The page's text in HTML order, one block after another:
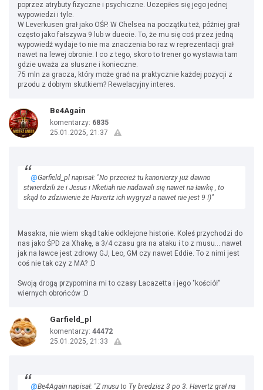
poprzez atrybuty fizyczne i psychiczne. Uczepiłes się jego jednej
wypowiedzi i tyle.
W Leverkusen grał jako OŚP. W Chelsea na początku też, później grał
często jako fałszywa 9 lub w duecie. To, że mu się coś przez jedną
wypowiedź wydaje to nie ma znaczenia bo raz w reprezentacji grał
nawet na lewej obronie. I co z tego, skoro to trener go wystawia tam
gdzie uważa za słuszne i konieczne.
75 mln za gracza, który może grać na praktycznie każdej pozycji z
przodu z dobrym skutkiem? Rewelacyjny interes.
Be4Again
komentarzy: 6835
25.01.2025, 21:37
@Garfield_pl napisał: "No przecież tu kanonierzy już dawno
stwierdzili że i Jesus i Nketiah nie nadawali się nawet na ławkę , to
skąd to zdziwienie że Havertz ich wygryzł a nawet nie jest 9 !)"
Masakra, nie wiem skąd takie odklejone historie. Koleś przychodzi do
nas jako ŚPD za Xhakę, a 3/4 czasu gra na ataku i to z musu... nawet
jak na ławce jest zdrowy GJ, Leo, GM czy nawet Eddie. To z nimi jest
coś nie tak czy z MA? :D
Swoją drogą przypomina mi to czasy Lacazetta i jego "kościół"
wiernych obrońców :D
Garfield_pl
komentarzy: 44472
25.01.2025, 21:33
@Be4Again napisał: "Z musu to Ty bredzisz 3 po 3. Havertz grał na